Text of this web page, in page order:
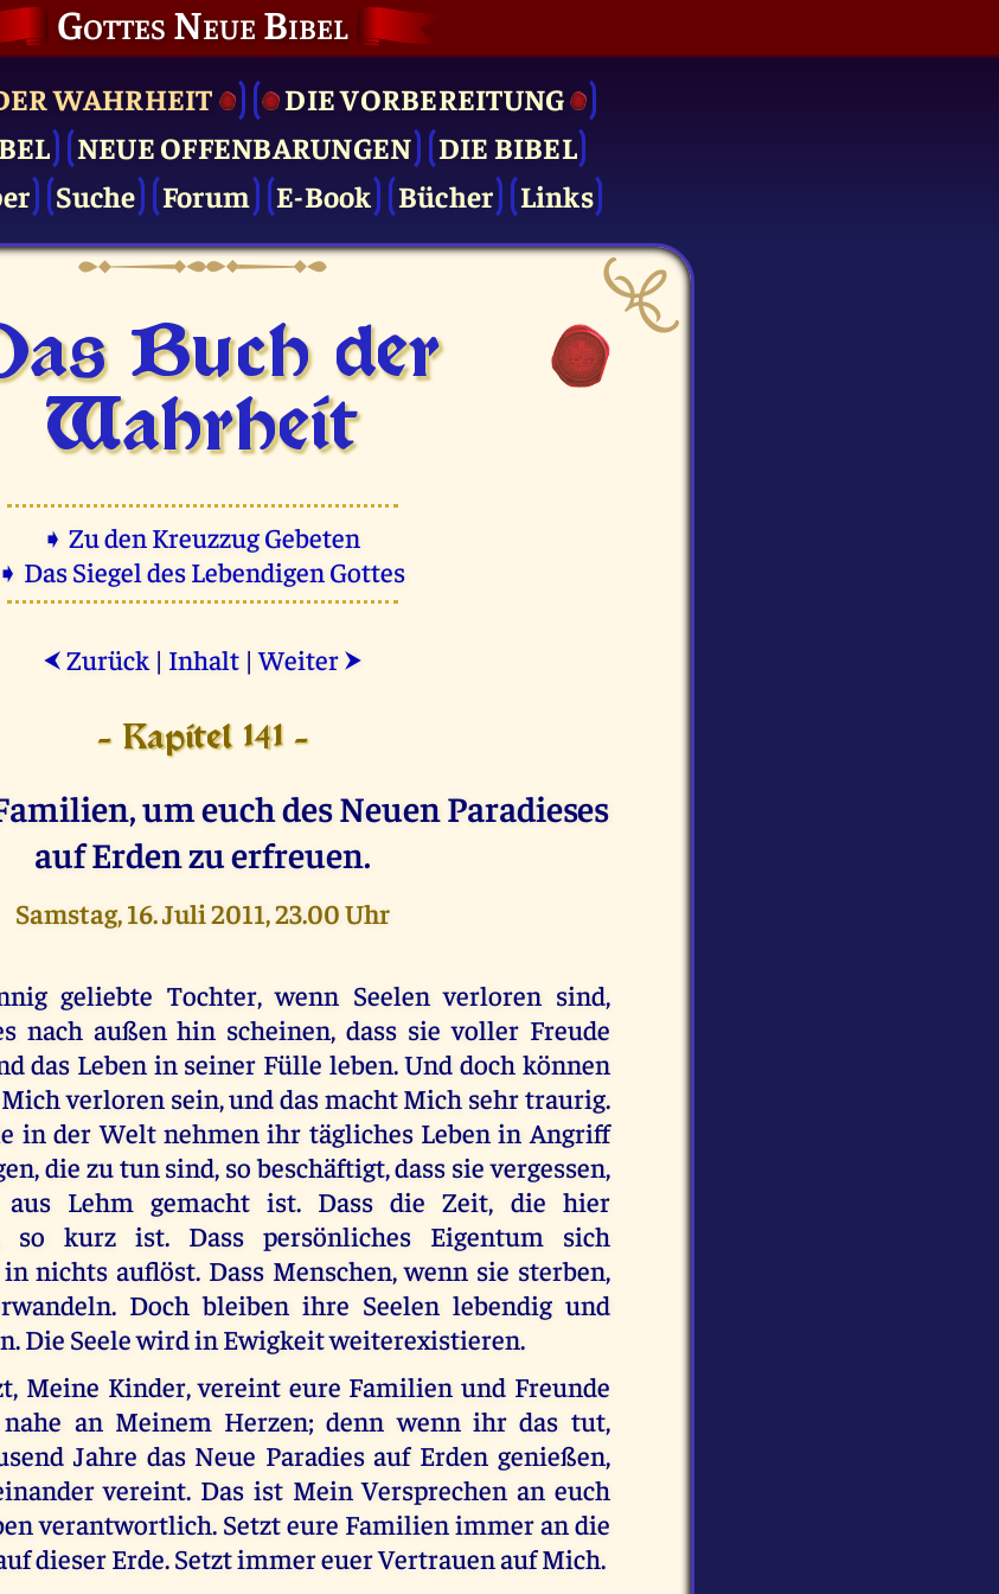
Gottes Neue Bibel
WAHRHEIT
DIE VOR­BEREITUNG
NEUE OFFENBARUNGEN
DIE BIBEL
Suche Forum E-Book Bücher Links
Buch der
Wahrheit
➧ Zu den Kreuzzug Gebeten
➧ Das Siegel des Lebendigen Gottes
⮜ Zurück | Inhalt |Weiter ⮞
- Kapitel 141 -
um euch des Neuen Paradieses
auf Erden zu erfreuen.
Samstag, 16. Juli 2011, 23.00 Uhr
geliebte Tochter, wenn Seelen verloren sind,
nach außen hin scheinen, dass sie voller Freude
das Leben in seiner Fülle leben. Und doch können
verloren sein, und das macht Mich sehr traurig.
in der Welt nehmen ihr tägliches Leben in Angriff
die zu tun sind, so beschäftigt, dass sie vergessen,
aus Lehm gemacht ist. Dass die Zeit, die hier
so kurz ist. Dass persönliches Eigentum sich
nichts auflöst. Dass Menschen, wenn sie sterben,
Doch bleiben ihre Seelen lebendig und
Die Seele wird in Ewigkeit weiterexistieren.
Meine Kinder, vereint eure Familien und Freunde
an Meinem Herzen; denn wenn ihr das tut,
Jahre das Neue Paradies auf Erden genießen,
vereint. Das ist Mein Versprechen an euch
verantwortlich. Setzt eure Familien immer an die
dieser Erde. Setzt immer euer Vertrauen auf Mich.